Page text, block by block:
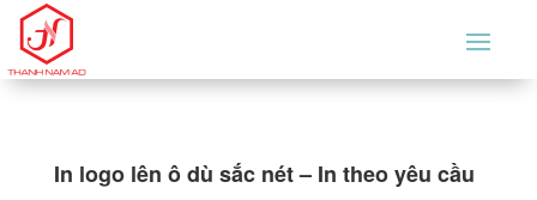
In logo lên ô dù sắc nét – In theo yêu cầu